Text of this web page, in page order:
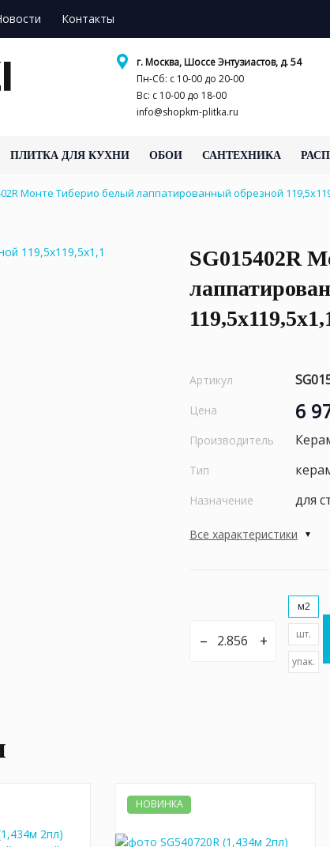
Контакты
г. Москва, Шоссе Энтузиастов, д. 54
Пн-Сб: с 10-00 до 20-00
Вс: с 10-00 до 18-00
info@shopkm-plitka.ru
ПЛИТКА ДЛЯ КУХНИ ОБОИ САНТЕХНИКА
Монте Тиберио белый лаппатированный обрезной
SG015402R
Артикул
Цена 6
Производитель
Тип
Назначение для
Все характеристики
– +
м2
шт.
упак.
НОВИНКА